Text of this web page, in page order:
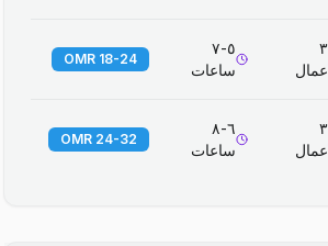
٣
عمال
٥-٧
ساعات
18-24 OMR
٣
عمال
٦-٨
ساعات
24-32 OMR